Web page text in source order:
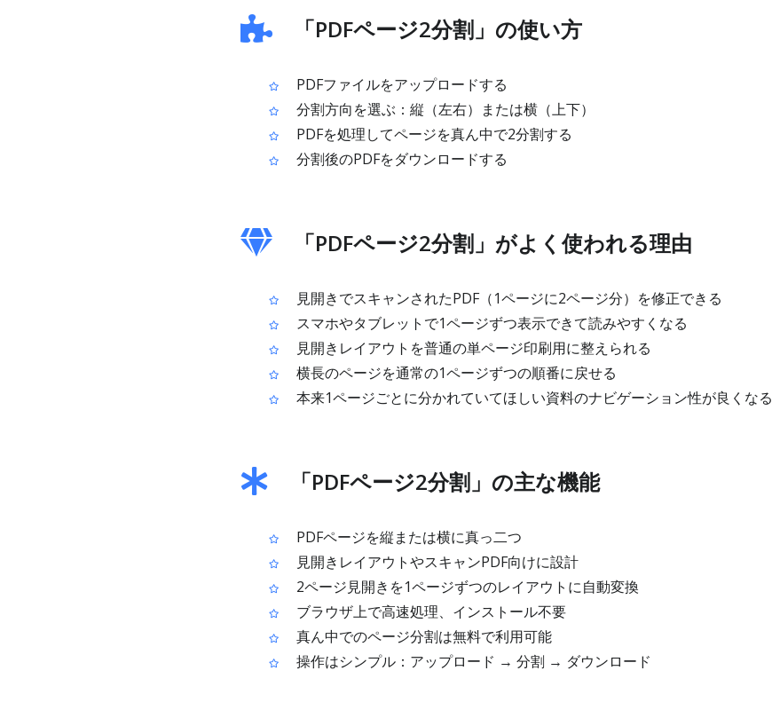
「PDFページ2分割」の使い方
PDFファイルをアップロードする
分割方向を選ぶ：縦（左右）または横（上下）
PDFを処理してページを真ん中で2分割する
分割後のPDFをダウンロードする
「PDFページ2分割」がよく使われる理由
見開きでスキャンされたPDF（1ページに2ページ分）を修正できる
スマホやタブレットで1ページずつ表示できて読みやすくなる
見開きレイアウトを普通の単ページ印刷用に整えられる
横長のページを通常の1ページずつの順番に戻せる
本来1ページごとに分かれていてほしい資料のナビゲーション性が良くなる
「PDFページ2分割」の主な機能
PDFページを縦または横に真っ二つ
見開きレイアウトやスキャンPDF向けに設計
2ページ見開きを1ページずつのレイアウトに自動変換
ブラウザ上で高速処理、インストール不要
真ん中でのページ分割は無料で利用可能
操作はシンプル：アップロード → 分割 → ダウンロード